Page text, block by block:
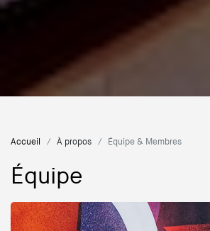
Accueil À propos Équipe & Membres
Équipe